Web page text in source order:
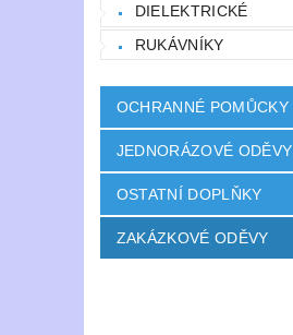
DIELEKTRICKÉ
RUKÁVNÍKY
OCHRANNÉ POMŮCKY
JEDNORÁZOVÉ ODĚVY
OSTATNÍ DOPLŇKY
ZAKÁZKOVÉ ODĚVY